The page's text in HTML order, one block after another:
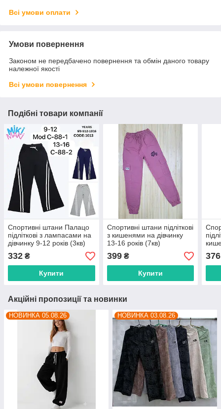
Всі умови оплати
Умови повернення
Законом не передбачено повернення та обмін даного товару
належної якості
Всі умови повернення
Подібні товари компанії
Спортивні штани Палацо
підліткові з лампасами на
дівчинку 9-12 років (3кв)
"HARIZMA" гуртом в Одесі
на 7 км
332 ₴
Купити
Спортивні штани підліткові
з кишенями на дівчинку
13-16 років (7кв)
"HARIZMA" гуртом в Одесі
на 7 км
399₴
Купити
13
376
Акційні пропозиції та новинки
НОВИНКА 05.08.26 НОВИНКА 03.08.26